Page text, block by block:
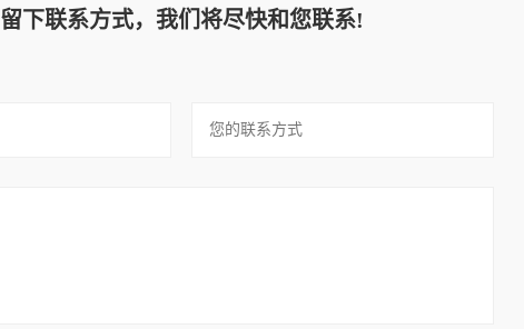
留下联系方式，我们将尽快和您联系!